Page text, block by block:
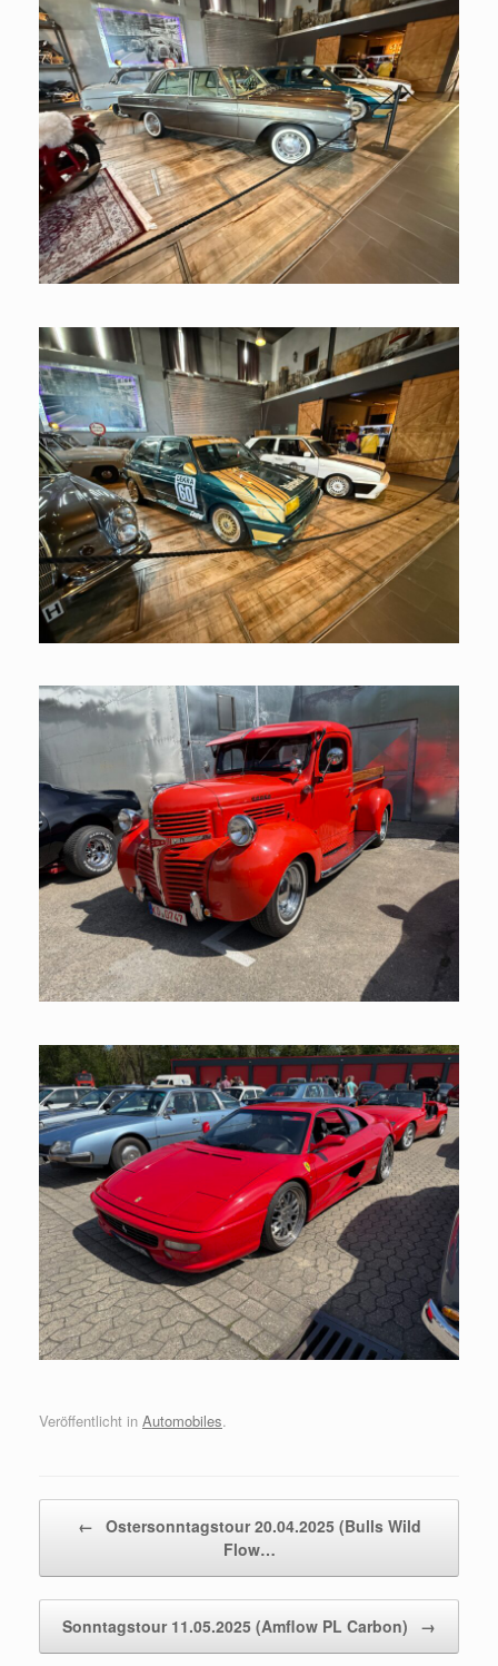
Veröffentlicht in Automobiles.
← Ostersonntagstour 20.04.2025 (Bulls Wild
Flow…
Sonntagstour 11.05.2025 (Amflow PL Carbon) →